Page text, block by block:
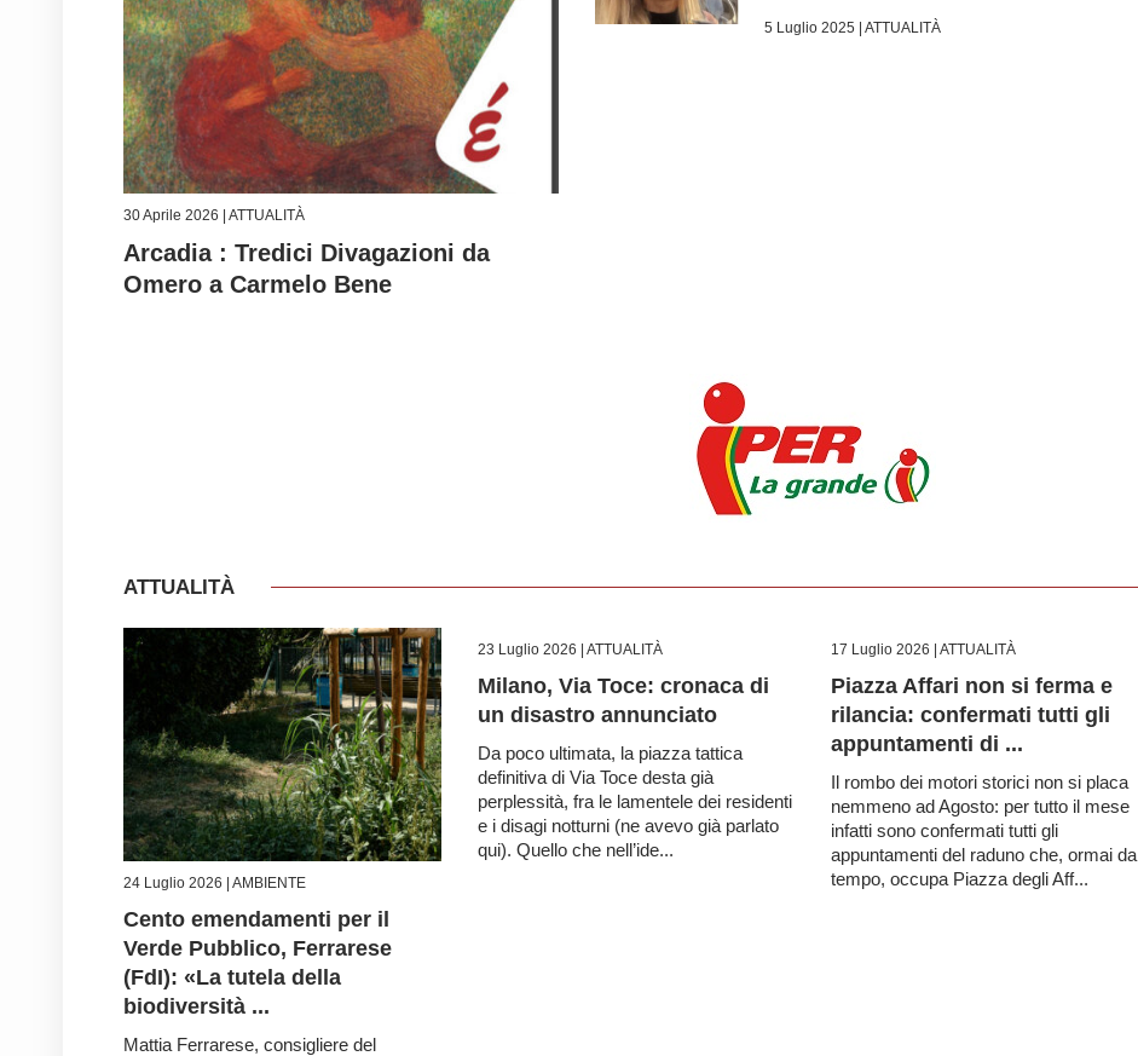
30 Aprile 2026 | ATTUALITÀ
Arcadia : Tredici Divagazioni da
Omero a Carmelo Bene
5 Luglio 2025 | ATTUALITÀ
ATTUALITÀ
24 Luglio 2026 | AMBIENTE
Cento emendamenti per il
Verde Pubblico, Ferrarese
(FdI): «La tutela della
biodiversità ...
Mattia Ferrarese, consigliere del
23 Luglio 2026 | ATTUALITÀ
Milano, Via Toce: cronaca di
un disastro annunciato
Da poco ultimata, la piazza tattica
definitiva di Via Toce desta già
perplessità, fra le lamentele dei residenti
e i disagi notturni (ne avevo già parlato
qui). Quello che nell’ide...
17 Luglio 2026 | ATTUALITÀ
Piazza Affari non si ferma e
rilancia: confermati tutti gli
appuntamenti di ...
Il rombo dei motori storici non si placa
nemmeno ad Agosto: per tutto il mese
infatti sono confermati tutti gli
appuntamenti del raduno che, ormai da
tempo, occupa Piazza degli Aff...